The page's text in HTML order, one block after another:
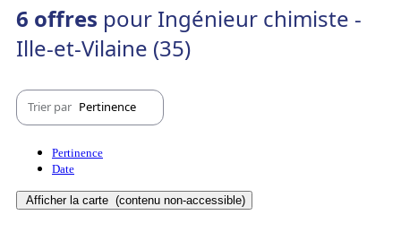
6 offres pour Ingénieur chimiste -
Ille-et-Vilaine (35)
Trier par Pertinence
Pertinence
Date
Afficher la carte (contenu non-accessible)